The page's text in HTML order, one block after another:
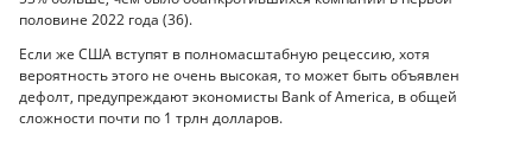
половине 2022 года (36).
Если же США вступят в полномасштабную рецессию, хотя
вероятность этого не очень высокая, то может быть объявлен
дефолт, предупреждают экономисты Bank of America, в общей
сложности почти по 1 трлн долларов.